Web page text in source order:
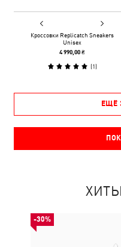
Кроссовки Replicatch Sneakers
Unisex
4 990,00 ₴
(1)
ЕЩЁ
-30%